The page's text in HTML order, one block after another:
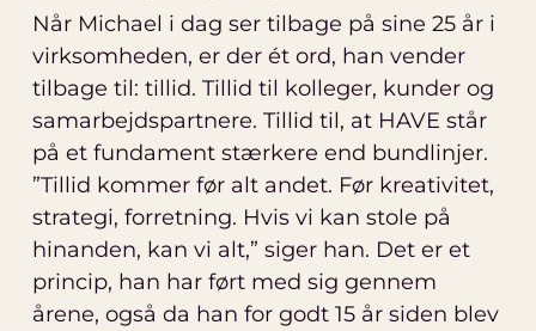
Når Michael i dag ser tilbage på sine 25 år i
virksomheden, er der ét ord, han vender
tilbage til: tillid. Tillid til kolleger, kunder og
samarbejdspartnere. Tillid til, at HAVE står
på et fundament stærkere end bundlinjer.
”Tillid kommer før alt andet. Før kreativitet,
strategi, forretning. Hvis vi kan stole på
hinanden, kan vi alt,” siger han. Det er et
princip, han har ført med sig gennem
årene, også da han for godt 15 år siden blev